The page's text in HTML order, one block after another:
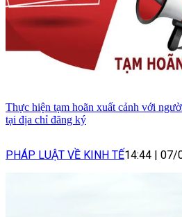
Thực hiện tạm hoãn xuất cảnh với
tại địa chỉ đăng ký
PHÁP LUẬT VỀ KINH TẾ14:44 | 07/